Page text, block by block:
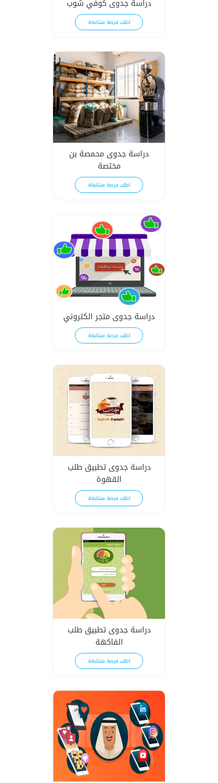
اطلب فرصة مشابهة
دراسة جدوى محمصة بن
مختصة
اطلب فرصة مشابهة
دراسة جدوى متجر الكتروني
اطلب فرصة مشابهة
دراسة جدوى تطبيق طلب
القهوة
اطلب فرصة مشابهة
دراسة جدوى تطبيق طلب
الفاكهة
اطلب فرصة مشابهة